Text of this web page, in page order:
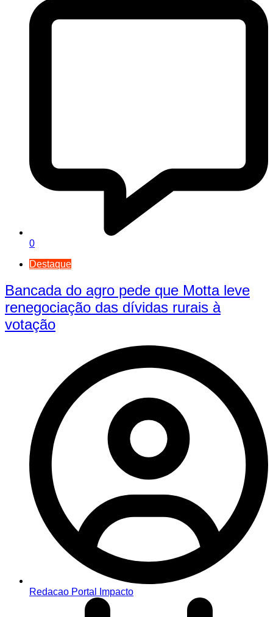
0
Destaque
Bancada do agro pede que Motta leve
renegociação das dívidas rurais à
votação
Redacao Portal Impacto